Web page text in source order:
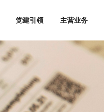
党建引领 主营业务